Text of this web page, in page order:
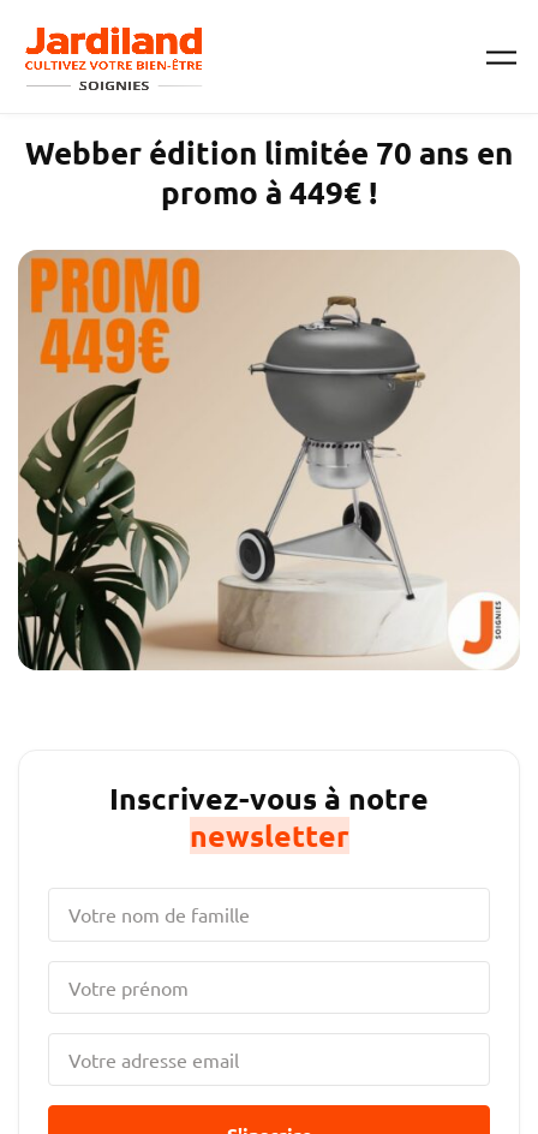
Webber édition limitée 70 ans en
promo à 449€ !
Inscrivez-vous à notre
newsletter